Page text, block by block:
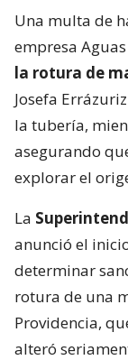
Una multa de
empresa
la rotura de
Josefa
la tubería,
asegurando
explorar el
La
anunció el
determinar
rotura de una
Providencia,
alteró